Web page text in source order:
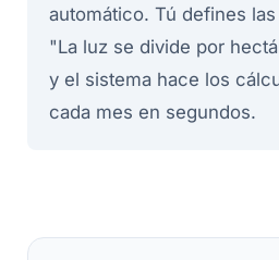
automático. Tú defines
"La luz se divide por
y el sistema hace los
cada mes en segundos.